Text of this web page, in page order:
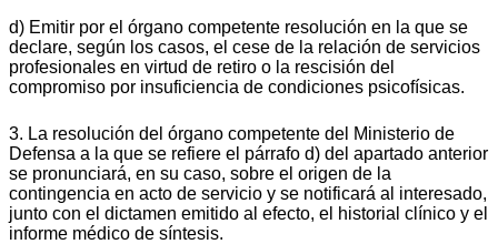
d) Emitir por el órgano competente resolución en la que se
declare, según los casos, el cese de la relación de servicios
profesionales en virtud de retiro o la rescisión del
compromiso por insuficiencia de condiciones psicofísicas.
3. La resolución del órgano competente del Ministerio de
Defensa a la que se refiere el párrafo d) del apartado anterior
se pronunciará, en su caso, sobre el origen de la
contingencia en acto de servicio y se notificará al interesado,
junto con el dictamen emitido al efecto, el historial clínico y el
informe médico de síntesis.